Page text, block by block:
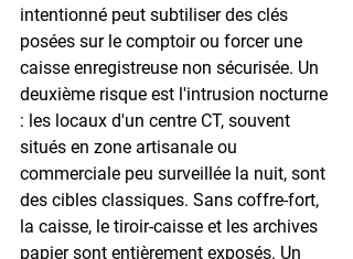
intentionné peut subtiliser des clés
posées sur le comptoir ou forcer une
caisse enregistreuse non sécurisée. Un
deuxième risque est l'intrusion nocturne
: les locaux d'un centre CT, souvent
situés en zone artisanale ou
commerciale peu surveillée la nuit, sont
des cibles classiques. Sans coffre-fort,
la caisse, le tiroir-caisse et les archives
papier sont entièrement exposés. Un